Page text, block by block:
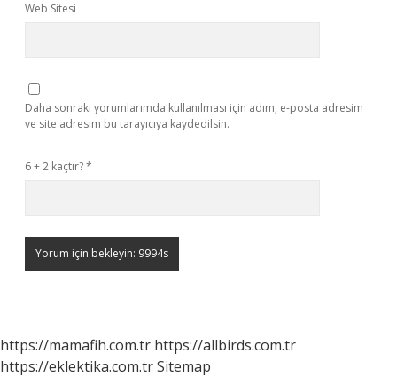
Web Sitesi
Daha sonraki yorumlarımda kullanılması için adım, e-posta adresim
ve site adresim bu tarayıcıya kaydedilsin.
6 + 2 kaçtır?*
https://mamafih.com.tr https://allbirds.com.tr
https://eklektika.com.trSitemap